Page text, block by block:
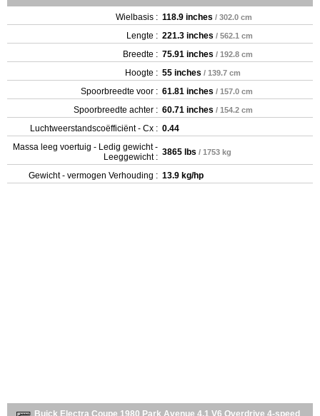
Wielbasis : 118.9 inches / 302.0 cm
Lengte : 221.3 inches / 562.1 cm
Breedte : 75.91 inches / 192.8 cm
Hoogte : 55 inches / 139.7 cm
Spoorbreedte voor : 61.81 inches / 157.0 cm
Spoorbreedte achter : 60.71 inches / 154.2 cm
Luchtweerstandscoëfficiënt - Cx : 0.44
Massa leeg voertuig - Ledig gewicht -
Leeggewicht : 3865 lbs / 1753 kg
Gewicht - vermogen Verhouding : 13.9 kg/hp
Buick Electra Coupe 1980 Park Avenue 4.1 V6 Overdrive 4-speed